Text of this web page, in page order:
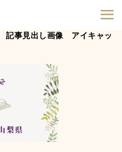
ンプル ボタニカル 結婚式
事見出し画像 アイキャッ